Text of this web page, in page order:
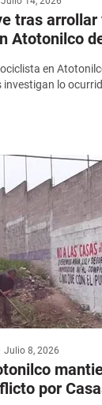
tras arrollar
Atotonilco
en
investigan lo
Julio 8, 2026
por